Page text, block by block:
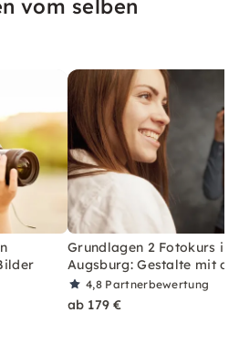
vom selben
Grundlagen 2 Fotokurs in
Augsburg: Gestalte mit
4,8 Partnerbewertung
ab 179 €